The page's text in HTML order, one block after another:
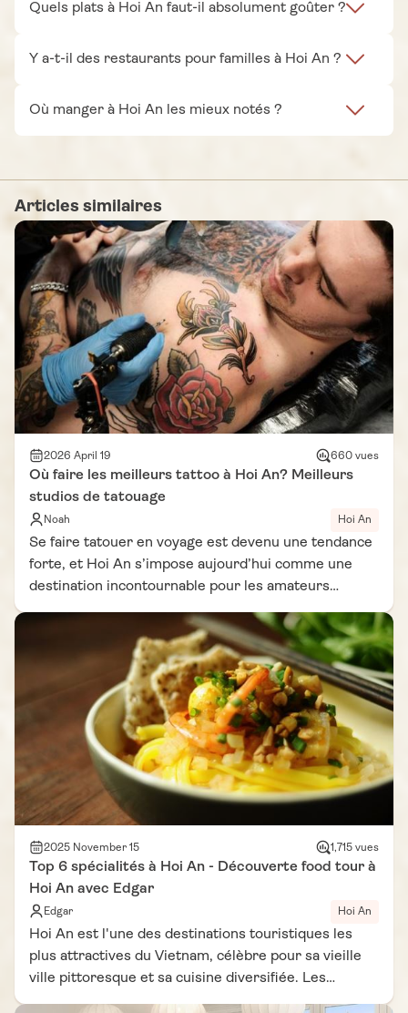
Quels plats à Hoi An faut-il absolument goûter ?
Y a-t-il des restaurants pour familles à Hoi An ?
Où manger à Hoi An les mieux notés ?
Articles similaires
2026 April 19 660 vues
Où faire les meilleurs tattoo à Hoi An? Meilleurs
studios de tatouage
Noah Hoi An
Se faire tatouer en voyage est devenu une tendance
forte, et Hoi An s’impose aujourd’hui comme une
destination incontournable pour les amateurs
d’encre. Entre ambiance artistique, qualité des
artistes et prix accessibles, la ville attire de plus en
plus de voyageurs en quête de souvenirs uniques.
Trouver les meilleurs tattoos à Hoi An demande
toutefois un minimum de recherche pour garantir
hygiène et professionnalisme. Dans cet article
inspiré d’un carnet de voyage Vietnam Vie D'Asie, on
vous guide pour savoir où se faire tatouer à Hoi An,
quels sont les meilleurs tattoo studio à Hoi An et
combien prévoir en budget. De quoi profiter
pleinement de vos tatouages à Hoi An en toute
sérénité.
2025 November 15 1,715 vues
Top 6 spécialités à Hoi An - Découverte food tour à
Hoi An avec Edgar
Edgar Hoi An
Hoi An est l'une des destinations touristiques les
plus attractives du Vietnam, célèbre pour sa vieille
ville pittoresque et sa cuisine diversifiée. Les
spécialités à Hoi An ne sont pas seulement